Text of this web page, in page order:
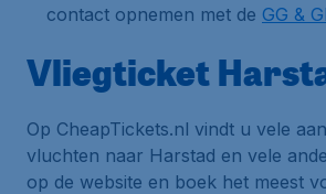
contact opnemen met de GG &
Vliegticket
Op CheapTickets.nl vindt u vele
vluchten naar Harstad en vele
op de website en boek het meest